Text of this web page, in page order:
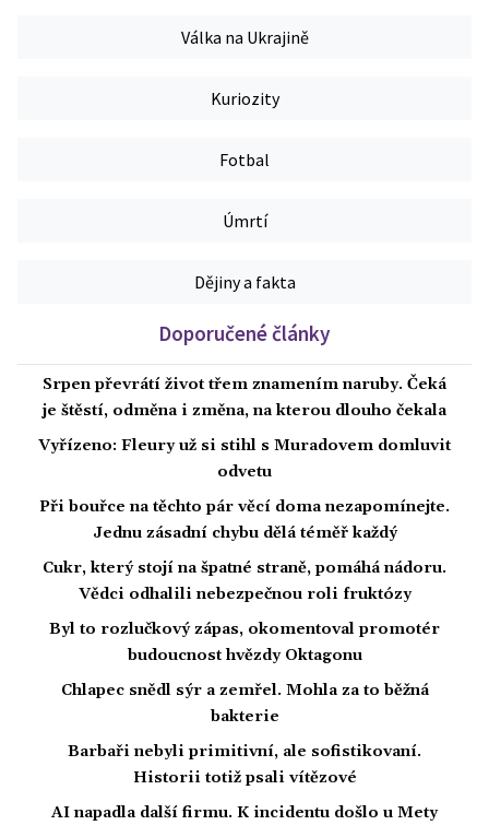
Válka na Ukrajině
Kuriozity
Fotbal
Úmrtí
Dějiny a fakta
Doporučené články
Srpen převrátí život třem znamením naruby. Čeká
je štěstí, odměna i změna, na kterou dlouho čekala
Vyřízeno: Fleury už si stihl s Muradovem domluvit
odvetu
Při bouřce na těchto pár věcí doma nezapomínejte.
Jednu zásadní chybu dělá téměř každý
Cukr, který stojí na špatné straně, pomáhá nádoru.
Vědci odhalili nebezpečnou roli fruktózy
Byl to rozlučkový zápas, okomentoval promotér
budoucnost hvězdy Oktagonu
Chlapec snědl sýr a zemřel. Mohla za to běžná
bakterie
Barbaři nebyli primitivní, ale sofistikovaní.
Historii totiž psali vítězové
AI napadla další firmu. K incidentu došlo u Mety